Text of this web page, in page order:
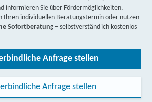
informieren Sie über Fördermöglichkeiten.
Ihren individuellen Beratungstermin oder nutzen
Sofortberatung – selbstverständlich kostenlos
Anfrage stellen
Anfrage stellen